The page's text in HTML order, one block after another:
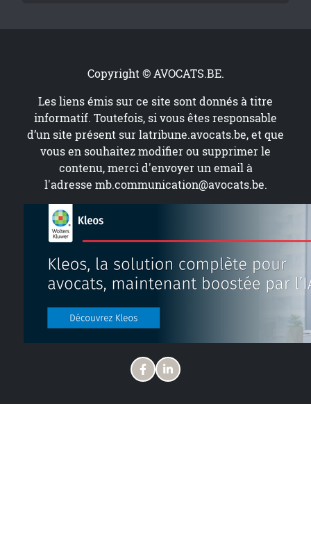
Copyright © AVOCATS.BE.
Les liens émis sur ce site sont donnés à titre
informatif. Toutefois, si vous êtes responsable
d’un site présent surlatribune.avocats.be, et que
vous en souhaitez modifier ou supprimer le
contenu, merci d'envoyer un email à
l'adresse mb.communication@avocats.be.